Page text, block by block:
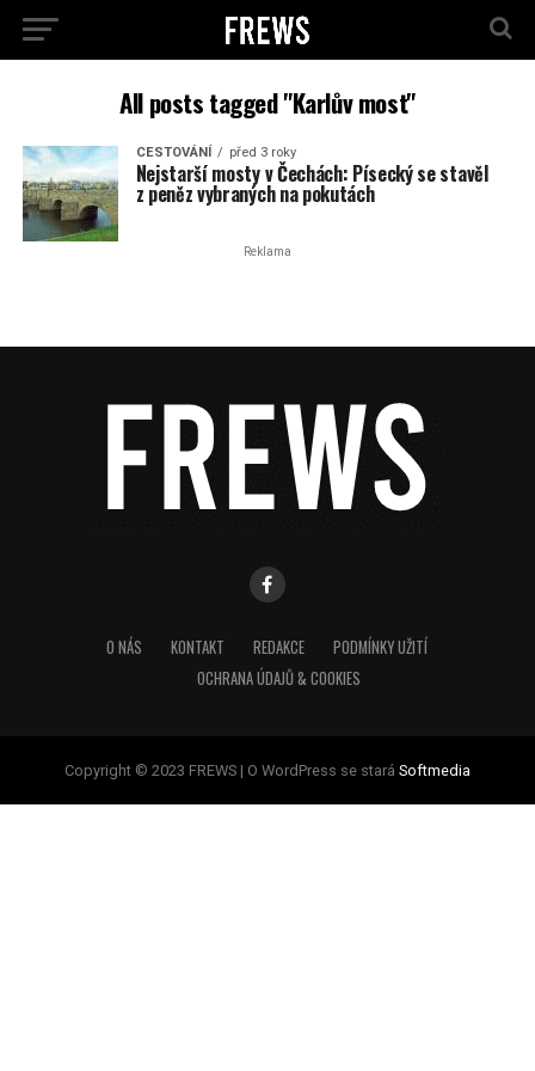
All posts tagged "Karlův most"
CESTOVÁNÍ před 3 roky
Nejstarší mosty v Čechách: Písecký se stavěl
z peněz vybraných na pokutách
Reklama
O NÁS KONTAKT REDAKCE
PODMÍNKY UŽITÍ
OCHRANA ÚDAJŮ & COOKIES
Copyright © 2023 FREWS | O WordPress se stará Softmedia